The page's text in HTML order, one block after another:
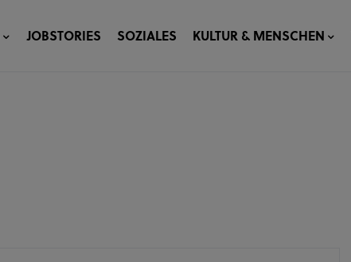
JOBSTORIES SOZIALES KULTUR & MENSCHEN